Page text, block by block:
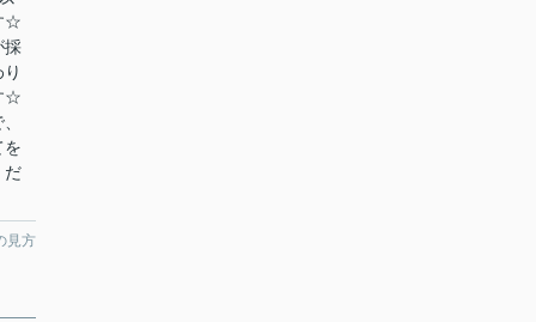
☆
採
☆
を
だ
見方